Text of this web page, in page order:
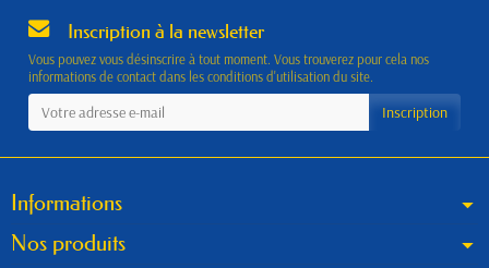
Inscription à la newsletter
Vous pouvez vous désinscrire à tout moment. Vous trouverez pour cela nos
informations de contact dans les conditions d'utilisation du site.
Informations
Nos produits